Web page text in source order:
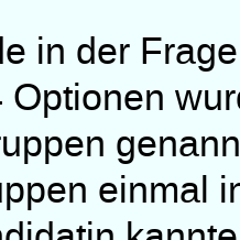
in der
Optionen
einmal